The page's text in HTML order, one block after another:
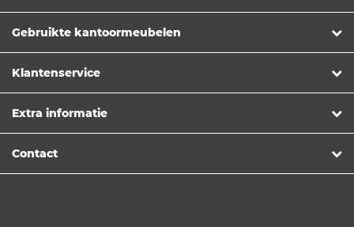
Gebruikte kantoormeubelen
Klantenservice
Extra informatie
Contact